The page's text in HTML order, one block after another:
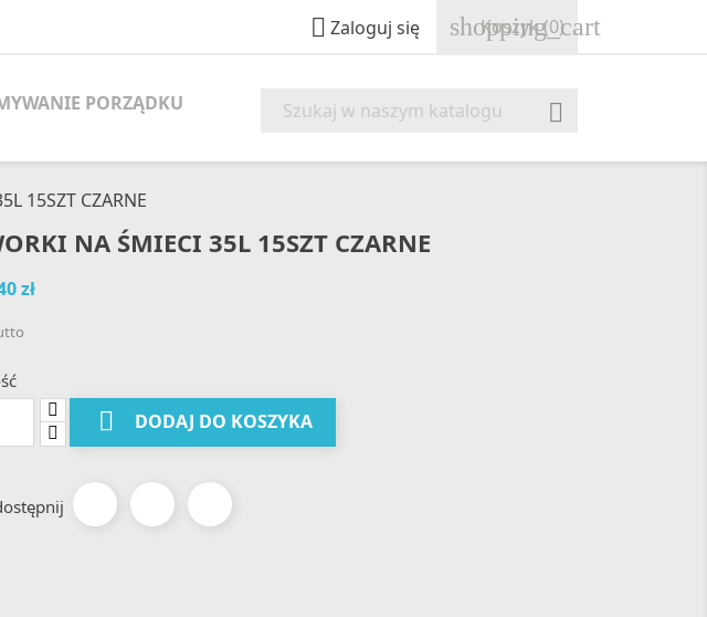
 Zaloguj się shopping_cart
Koszyk(0)
PORZĄDKU 
15SZT CZARNE
NA ŚMIECI 35L 15SZT CZARNE
zł
 DODAJ DO KOSZYKA